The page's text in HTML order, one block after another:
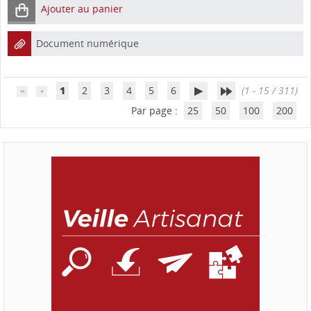
Ajouter au panier
Document numérique
1 2 3 4 5 6
(1 - 15 / 311)
Par page :
25 50 100 200